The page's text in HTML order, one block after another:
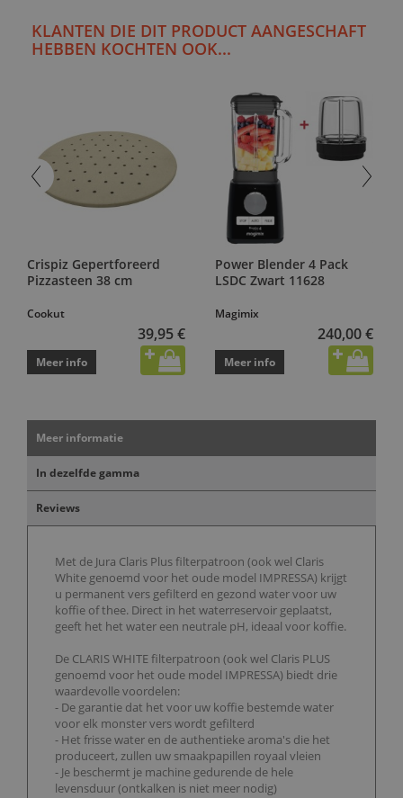
KLANTEN DIE DIT PRODUCT AANGESCHAFT
HEBBEN KOCHTEN OOK...
Crispiz Gepertforeerd
Pizzasteen 38 cm
Cookut
39,95 €
Meer info
Power Blender 4 Pack
LSDC Zwart 11628
Magimix
240,00 €
Meer info
Meer informatie
In dezelfde gamma
Reviews
Met de Jura Claris Plus filterpatroon (ook wel Claris
White genoemd voor het oude model IMPRESSA) krijgt
u permanent vers gefilterd en gezond water voor uw
koffie of thee. Direct in het waterreservoir geplaatst,
geeft het het water een neutrale pH, ideaal voor koffie.
De CLARIS WHITE filterpatroon (ook wel Claris PLUS
genoemd voor het oude model IMPRESSA) biedt drie
waardevolle voordelen:
- De garantie dat het voor uw koffie bestemde water
voor elk monster vers wordt gefilterd
- Het frisse water en de authentieke aroma's die het
produceert, zullen uw smaakpapillen royaal vleien
- Je beschermt je machine gedurende de hele
levensduur (ontkalken is niet meer nodig)